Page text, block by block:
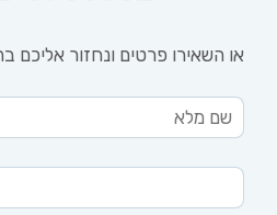
או השאירו פרטים ונחזור אליכם